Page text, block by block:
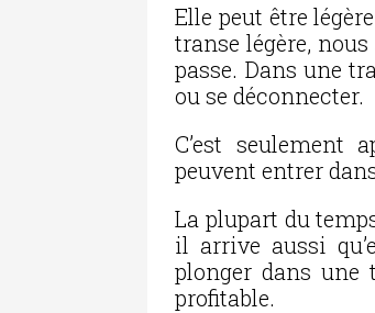
Elle peut être
transe légère,
passe. Dans une
ou se déconnecter.
C’est seulement
peuvent entrer
La plupart du
il arrive aussi
plonger dans une
profitable.